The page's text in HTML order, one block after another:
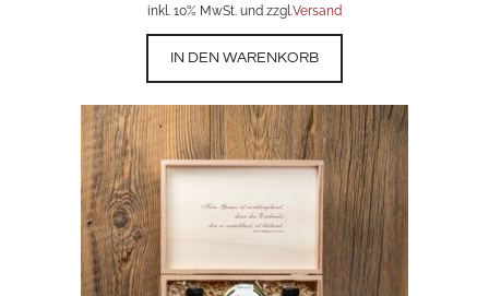
inkl. 10% MwSt. und zzgl. Versand
IN DEN WARENKORB